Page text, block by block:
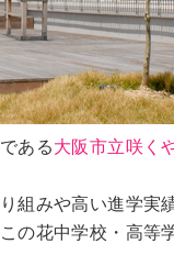
ある大阪市立咲く
組みや高い進学実
の花中学校・高等